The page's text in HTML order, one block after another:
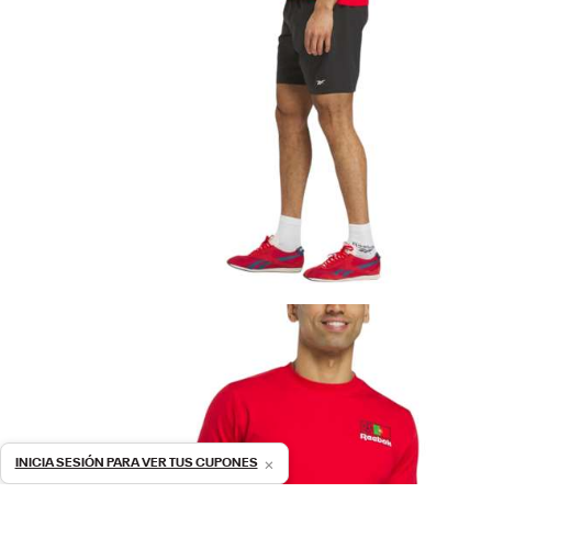
INICIA SESIÓN PARA VER TUS CUPONES ×